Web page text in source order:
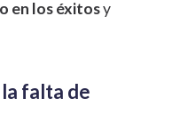
en los éxitosy
la falta de